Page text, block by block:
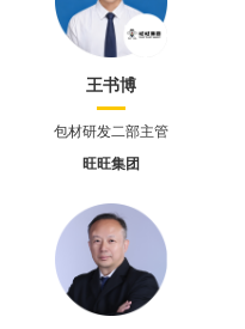
王书博
包材研发二部主管
旺旺集团